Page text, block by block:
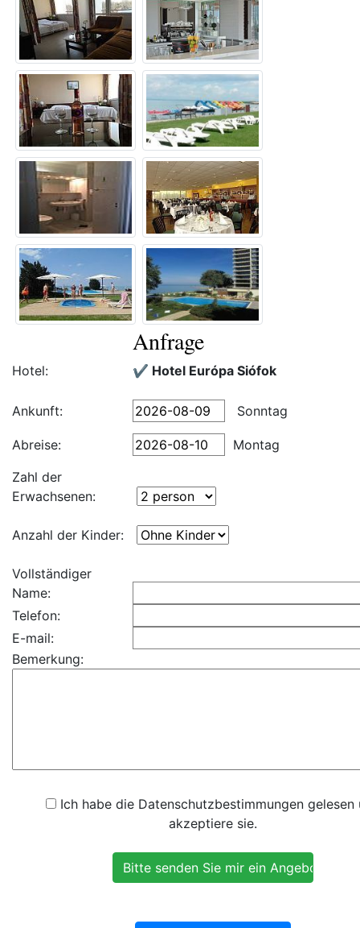
Anfrage
Hotel: ✔️ Hotel Európa Siófok
Ankunft: Sonntag
Abreise:
Montag
Zahl der
Erwachsenen:
Anzahl der Kinder:
Vollständiger
Name:
Telefon:
E-mail:
Bemerkung:
Ich habe die Datenschutzbestimmungen gelesen
akzeptiere sie.